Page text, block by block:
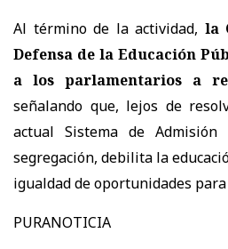
Al término de la actividad, la
Defensa de la Educación
a los parlamentarios a
señalando que, lejos de
actual Sistema de Admisión
segregación, debilita la
igualdad de oportunidades
PURANOTICIA